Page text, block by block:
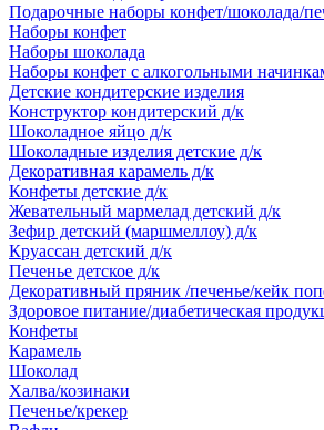
Подарочные наборы конфет/шоколада/
Наборы конфет
Наборы шоколада
Наборы конфет с алкогольными
Детские кондитерские изделия
Конструктор кондитерский д/к
Шоколадное яйцо д/к
Шоколадные изделия детские д/к
Декоративная карамель д/к
Конфеты детские д/к
Жевательный мармелад детский д/к
Зефир детский (маршмеллоу) д/к
Круассан детский д/к
Печенье детское д/к
Декоративный пряник /печенье/кейк
Здоровое питание/диабетическая
Конфеты
Карамель
Шоколад
Халва/козинаки
Печенье/крекер